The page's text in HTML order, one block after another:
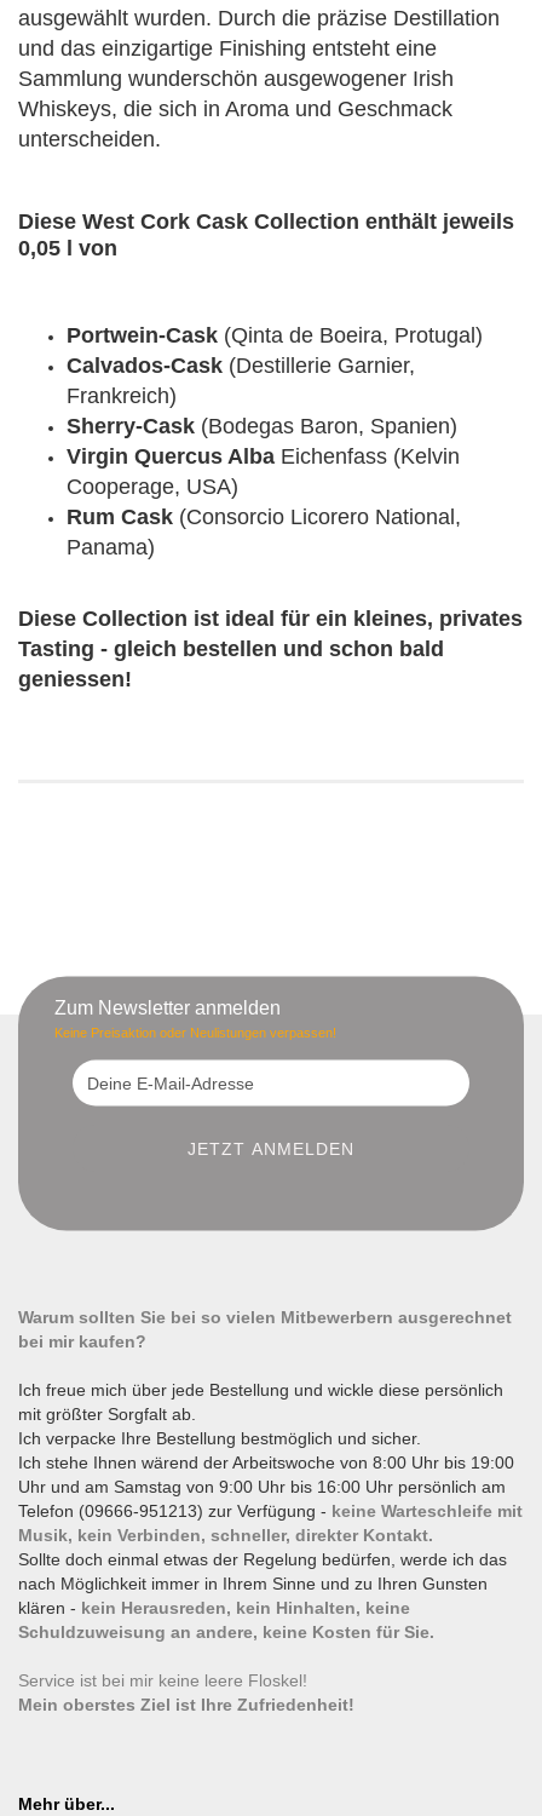
ausgewählt wurden. Durch die präzise Destillation
und das einzigartige Finishing entsteht eine
Sammlung wunderschön ausgewogener Irish
Whiskeys, die sich in Aroma und Geschmack
unterscheiden.
Diese West Cork Cask Collection enthält jeweils
0,05 l von
Portwein-Cask (Qinta de Boeira, Protugal)
Calvados-Cask (Destillerie Garnier,
Frankreich)
Sherry-Cask (Bodegas Baron, Spanien)
Virgin Quercus Alba Eichenfass (Kelvin
Cooperage, USA)
Rum Cask (Consorcio Licorero National,
Panama)
Diese Collection ist ideal für ein kleines, privates
Tasting - gleich bestellen und schon bald
geniessen!
Zum Newsletter anmelden
Keine Preisaktion oder Neulistungen verpassen!
Warum sollten Sie bei so vielen Mitbewerbern ausgerechnet
bei mir kaufen?
Ich freue mich über jede Bestellung und wickle diese persönlich
mit größter Sorgfalt ab.
Ich verpacke Ihre Bestellung bestmöglich und sicher.
Ich stehe Ihnen wärend der Arbeitswoche von 8:00 Uhr bis 19:00
Uhr und am Samstag von 9:00 Uhr bis 16:00 Uhr persönlich am
Telefon (09666-951213) zur Verfügung - keine Warteschleife mit
Musik, kein Verbinden, schneller, direkter Kontakt.
Sollte doch einmal etwas der Regelung bedürfen, werde ich das
nach Möglichkeit immer in Ihrem Sinne und zu Ihren Gunsten
klären - kein Herausreden, kein Hinhalten, keine
Schuldzuweisung an andere, keine Kosten für Sie.
Service ist bei mir keine leere Floskel!
Mein oberstes Ziel ist Ihre Zufriedenheit!
Mehr über...